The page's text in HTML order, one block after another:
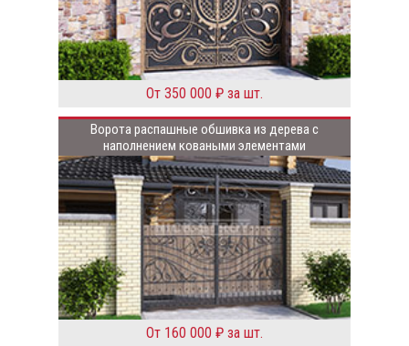
От 350 000 ₽ за шт.
Ворота распашные обшивка из дерева с
наполнением коваными элементами
От 160 000 ₽ за шт.